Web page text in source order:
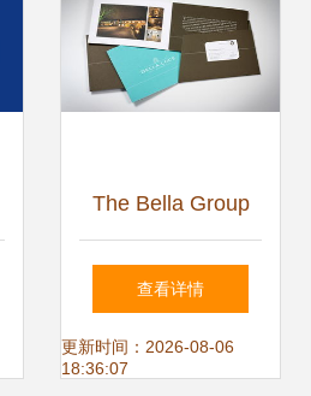
载 173.40mb 企业
画册封面大全
The Bella Group
企业形象设计与策
划 塑造优雅与创新
查看详情
更新时间：2026-08-06
18:36:07